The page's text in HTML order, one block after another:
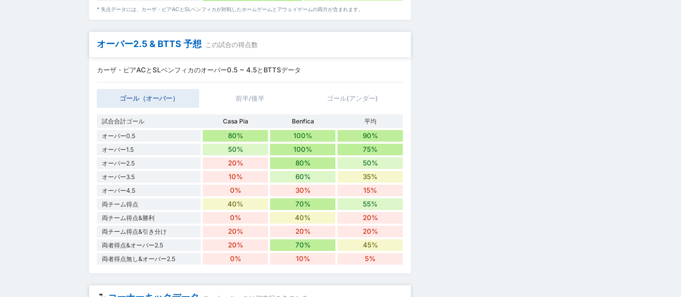
* 失点データには、カーザ・ピアACとSLベンフィカが対戦したホームゲームとアウェイゲームの両方が含まれます。
オーバー2.5 & BTTS 予想 この試合の得点数
カーザ・ピアACとSLベンフィカのオーバー0.5 ~ 4.5とBTTSデータ
ゴール（オーバー） 前半/後半 ゴール(アンダー)
試合合計ゴール Casa Pia Benfica
平均
オーバー0.5
80% 100% 90%
オーバー1.5 50% 100% 75%
オーバー2.5 20% 80% 50%
オーバー3.5 10% 60% 35%
オーバー4.5 0% 30% 15%
両チーム得点 40% 70% 55%
両チーム得点&勝利 0% 40% 20%
両チーム得点&引き分け 20% 20% 20%
両者得点&オーバー2.5 20% 70% 45%
両者得点無し&オーバー2.5 0% 10% 5%